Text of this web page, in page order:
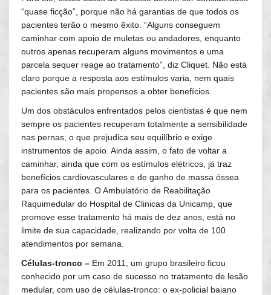
“quase ficção”, porque não há garantias de que todos os
pacientes terão o mesmo êxito. “Alguns conseguem
caminhar com apoio de muletas ou andadores, enquanto
outros apenas recuperam alguns movimentos e uma
parcela sequer reage ao tratamento”, diz Cliquet. Não está
claro porque a resposta aos estímulos varia, nem quais
pacientes são mais propensos a obter benefícios.
Um dos obstáculos enfrentados pelos cientistas é que nem
sempre os pacientes recuperam totalmente a sensibilidade
nas pernas, o que prejudica seu equilíbrio e exige
instrumentos de apoio. Ainda assim, o fato de voltar a
caminhar, ainda que com os estímulos elétricos, já traz
benefícios cardiovasculares e de ganho de massa óssea
para os pacientes. O Ambulatório de Reabilitação
Raquimedular do Hospital de Clinicas da Unicamp, que
promove esse tratamento há mais de dez anos, está no
limite de sua capacidade, realizando por volta de 100
atendimentos por semana.
Células-tronco – Em 2011, um grupo brasileiro ficou
conhecido por um caso de sucesso no tratamento de lesão
medular, com uso de células-tronco: o ex-policial baiano